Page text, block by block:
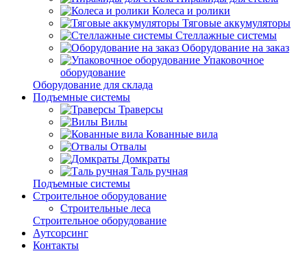
Колеса и ролики
Тяговые аккумуляторы
Стеллажные системы
Оборудование на заказ
Упаковочное
оборудование
Оборудование для склада
Подъемные системы
Траверсы
Вилы
Кованные вила
Отвалы
Домкраты
Таль ручная
Подъемные системы
Строительное оборудование
Строительные леса
Строительное оборудование
Аутсорсинг
Контакты